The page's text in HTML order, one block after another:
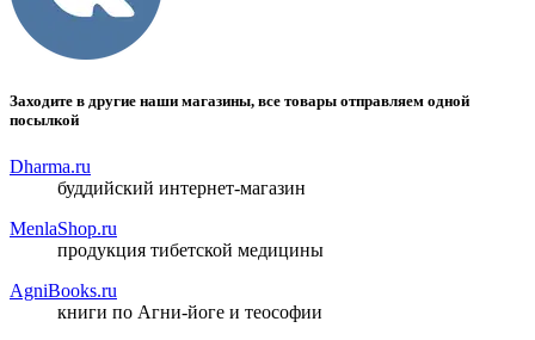
Заходите в другие наши магазины, все товары отправляем одной
посылкой
Dharma.ru
буддийский интернет-магазин
MenlaShop.ru
продукция тибетской медицины
AgniBooks.ru
книги по Агни-йоге и теософии